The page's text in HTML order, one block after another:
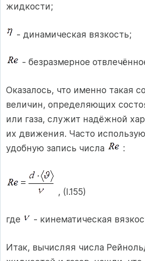
жидкости;
- динамическая вязкость;
- безразмерное
Оказалось, что именно такая
величин, определяющих
или газа, служит надёжной
их движения. Часто
удобную запись числа
:
, (I.155)
где - кинематическая
Итак, вычисляя числа